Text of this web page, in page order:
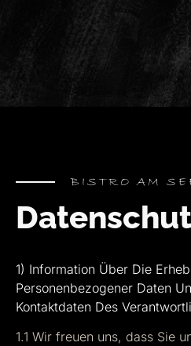
BISTRO AM
1) Information Über Die
Personenbezogener Daten
Kontaktdaten Des
1.1 Wir freuen uns, dass Sie